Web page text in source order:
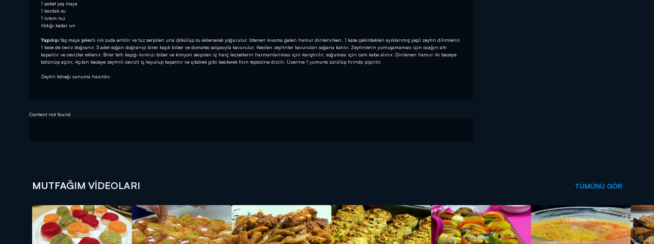
1 paket yaş maya
1 bardak su
1 tutam tuz
Aldığı kadar un
Yapılışı:Yaş maya şekerli ılık suda eritilir ve tuz serpilen una dökülüp su eklenerek yoğurulur. İstenen kıvama gelen hamur dinlenirken, 1 kase çekirdekleri ayıklanmış yeşil zeytin dilimlenir,
1 kase de ceviz doğranır. 3 adet soğan doğranıp birer kaşık biber ve domates salçasıyla kavurulur. Kesilen zeytinler kavurulan soğana katılır. Zeytinlerin yumuşamaması için ocağın altı
kapatılır ve cevizler eklenir. Birer tatlı kaşığı kırmızı biber ve kimyon serpilen iç harç lezzetlerin harmanlanması için karıştırılır, soğuması için cam kaba alınır. Dinlenen hamur iki bezeye
bölünüp açılır. Açılan bezeye zeytinli cevizli iç koyulup kapatılır ve çibörek gibi kesilerek fırın tepsisine dizilir. Üzerine 1 yumurta sürülüp fırında pişirilir.
Zeytin böreği sunuma hazırdır.
Content not found
MUTFAĞIM VIDEOLARI TÜMÜNÜ GÖR